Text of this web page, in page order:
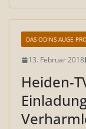
DAS ODINS AUGE
13. Februar 2018
Heiden-